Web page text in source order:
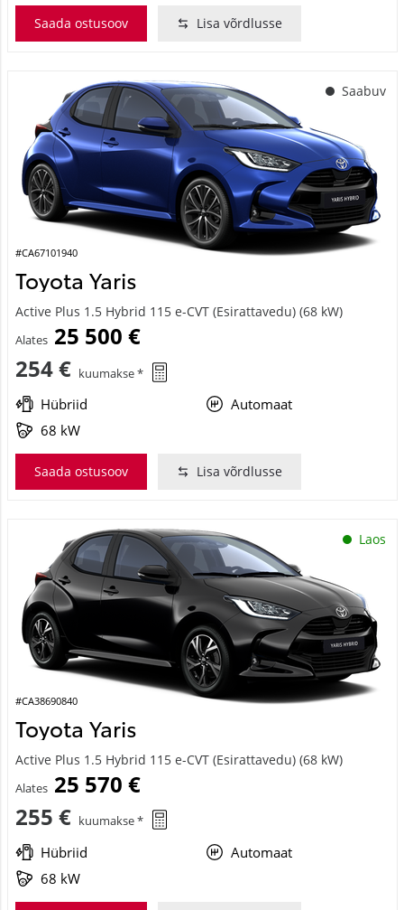
Saada ostusoov Lisa võrdlusse
Saabuv
#CA67101940
Toyota Yaris
Active Plus 1.5 Hybrid 115 e-CVT (Esirattavedu) (68 kW)
Alates 25 500 €
254 € kuumakse *
Hübriid
Automaat
68 kW
Saada ostusoov Lisa võrdlusse
Laos
#CA38690840
Toyota Yaris
Active Plus 1.5 Hybrid 115 e-CVT (Esirattavedu) (68 kW)
Alates 25 570 €
255 € kuumakse *
Hübriid
Automaat
68 kW